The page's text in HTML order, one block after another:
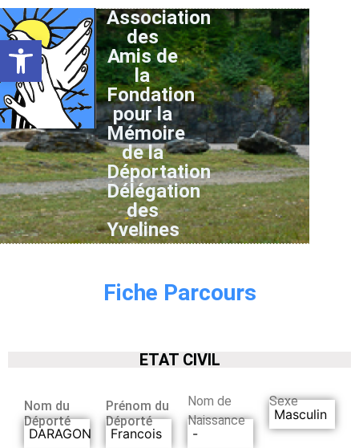
Ouvrir la barre d’outils
Association
des
Amis de
la
Fondation
pour la
Mémoire
de la
Déportation
Délégation
des
Yvelines
Fiche Parcours
ETAT CIVIL
Nom du
Déporté
DARAGON
Prénom du
Déporté
Francois
Nom de
Naissance
-
Sexe
Masculin